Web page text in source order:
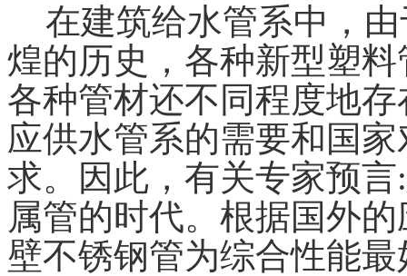
在建筑给水管系中，
煌的历史，各种新型塑
各种管材还不同程度地
应供水管系的需要和国
求。因此，有关专家预
属管的时代。根据国外
壁不锈钢管为综合性能